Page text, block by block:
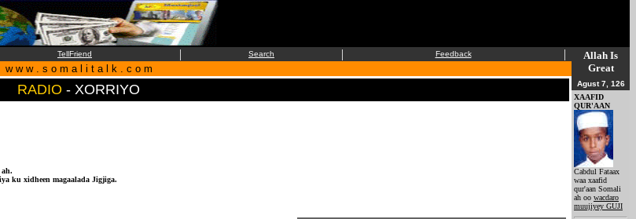
TellFriend | Search | Feedback |
w w w . s o m a l i t a l k . c o m
RADIO - XORRIYO
ku xidheen magaalada Jigjiga.
Allah Is
Great
Agust 7, 126
XAAFID
QUR'AAN
Cabdul Fataax
waa xaafid
qur'aan Somali
ah oo wacdaro
muujiyey GUJI